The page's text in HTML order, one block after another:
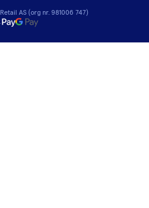
AS (org nr. 981006 747)